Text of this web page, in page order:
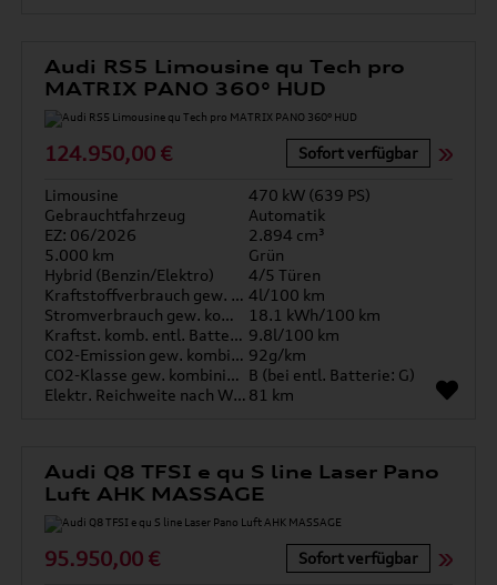
Audi RS5 Limousine qu Tech pro
MATRIX PANO 360° HUD
124.950,00 € Sofort verfügbar
Limousine
470 kW (639 PS)
Gebrauchtfahrzeug
Automatik
EZ: 06/2026
2.894 cm³
5.000 km
Grün
Hybrid (Benzin/Elektro)
4/5 Türen
Kraftstoffverbrauch gew. kombiniert 4l/100 km
Stromverbrauch gew. kombiniert
18.1 kWh/100 km
Kraftst. komb. entl. Batterie 9.8l/100 km
CO2-Emission gew. kombiniert 92g/km
CO2-Klasse gew. kombiniert B (bei entl. Batterie: G)
Elektr. Reichweite nach WLTP* 81 km
Audi Q8 TFSI e qu S line Laser Pano
Luft AHK MASSAGE
95.950,00 € Sofort verfügbar